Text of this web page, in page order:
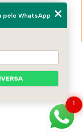
1
pelo WhatsApp